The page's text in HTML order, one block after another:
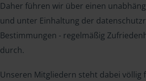
Daher führen wir über einen
und unter Einhaltung der
Bestimmungen - regelmäßig
durch.
Unseren Mitgliedern steht dabei völlig